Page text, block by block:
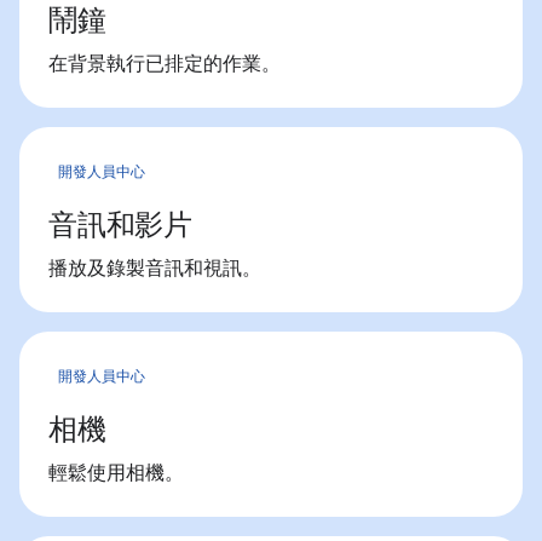
鬧鐘
在背景執行已排定的作業。
開發人員中心
音訊和影片
播放及錄製音訊和視訊。
開發人員中心
相機
輕鬆使用相機。